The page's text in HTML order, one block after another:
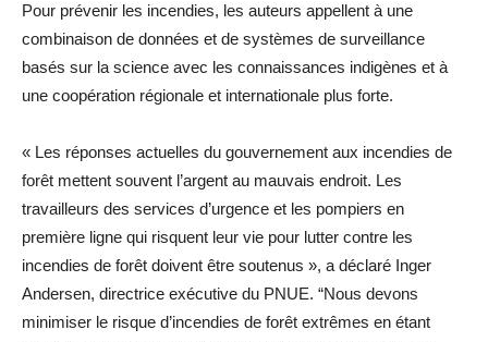
Pour prévenir les incendies, les auteurs appellent à une
combinaison de données et de systèmes de surveillance
basés sur la science avec les connaissances indigènes et à
une coopération régionale et internationale plus forte.
« Les réponses actuelles du gouvernement aux incendies de
forêt mettent souvent l’argent au mauvais endroit. Les
travailleurs des services d’urgence et les pompiers en
première ligne qui risquent leur vie pour lutter contre les
incendies de forêt doivent être soutenus », a déclaré Inger
Andersen, directrice exécutive du PNUE. “Nous devons
minimiser le risque d’incendies de forêt extrêmes en étant